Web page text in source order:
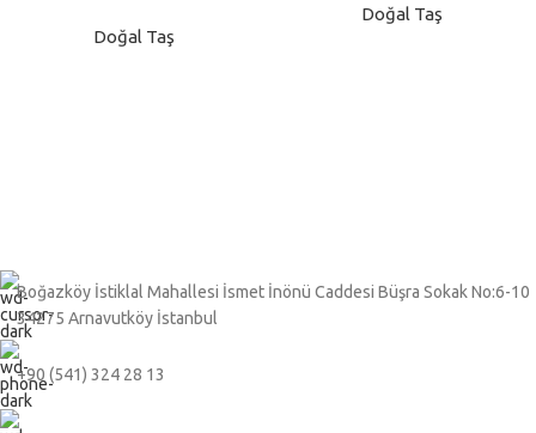
Doğal Taş
Doğal Taş
Boğazköy İstiklal Mahallesi İsmet İnönü Caddesi Büşra Sokak No:6-10
34275 Arnavutköy İstanbul
+90 (541) 324 28 13